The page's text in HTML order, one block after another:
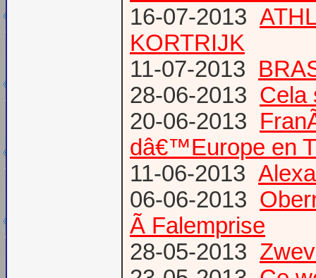
16-07-2013
KORTRIJK
11-07-2013
28-06-2013 Cela
20-06-2013
dâ€™Europe en
11-06-2013
06-06-2013
Ã Falemprise
28-05-2013